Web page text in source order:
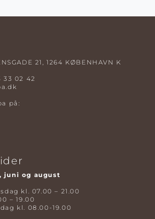
21, 1264 KØBENHAVN K
33 02 42
på:
juni og august
kl. 07.00 – 21.00
– 19.00
kl. 08.00-19.00